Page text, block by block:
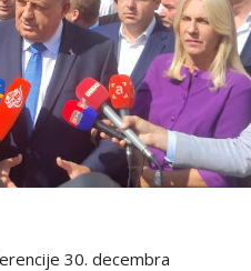
30. decembra